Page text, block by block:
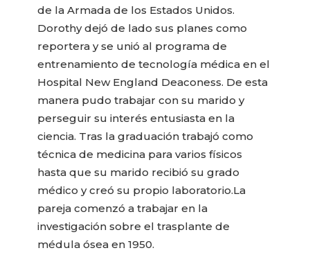
de la Armada de los Estados Unidos.
Dorothy dejó de lado sus planes como
reportera y se unió al programa de
entrenamiento de tecnología médica en el
Hospital New England Deaconess. De esta
manera pudo trabajar con su marido y
perseguir su interés entusiasta en la
ciencia. Tras la graduación trabajó como
técnica de medicina para varios físicos
hasta que su marido recibió su grado
médico y creó su propio laboratorio.La
pareja comenzó a trabajar en la
investigación sobre el trasplante de
médula ósea en 1950.